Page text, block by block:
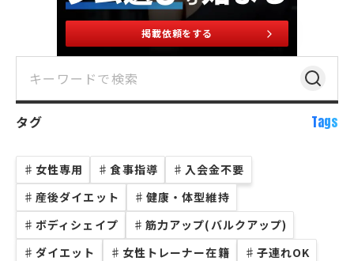
掲載依頼をする
タグ Tags
♯ 女性専用 ♯ 食事指導 ♯ 入会金不要
♯ 産後ダイエット ♯ 健康・体型維持
♯ ボディシェイプ ♯ 筋力アップ(バルクアップ)
♯ ダイエット ♯ 女性トレーナー在籍 ♯ 子連れOK